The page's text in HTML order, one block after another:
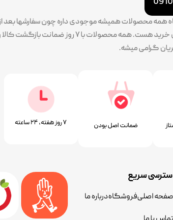
همه محصولات همیشه موجودی داره چون سفارشها بعد
پایبندی ما به تنوع بالا طرح و پوشش سلیقه همه در کنار کیفیت و
گرامی میشه.
ﺿﻤﺎﻧﺖ اﺻﻞ ﺑﻮدن ۷ روز ﻫﻔﺘﻪ، ۲۴ ﺳﺎﻋﺘﻪ
سریع
صفحه اصلیفروشگاهدرباره ما